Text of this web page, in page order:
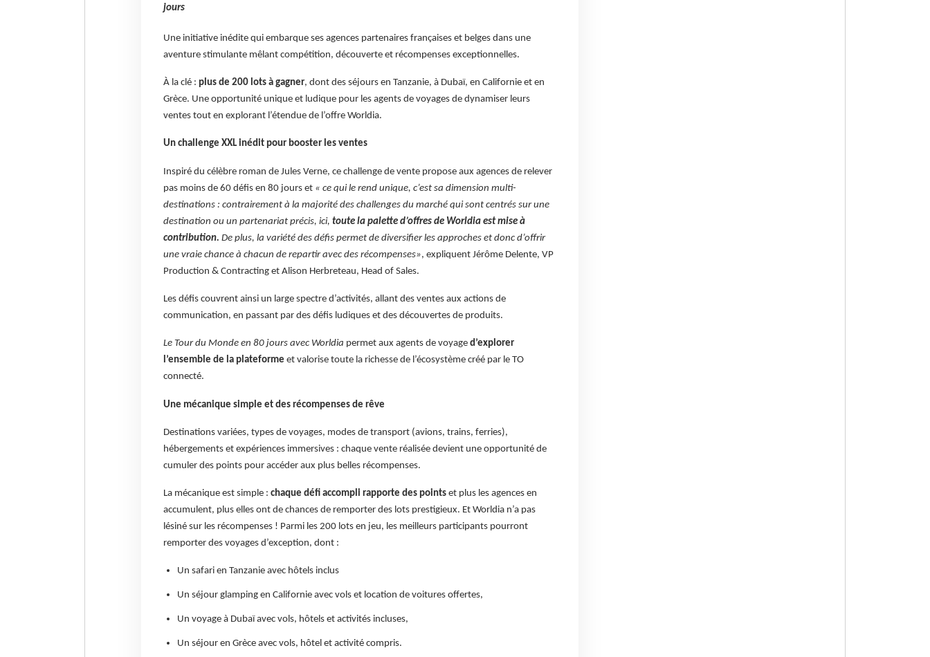
jours
Une initiative inédite qui embarque ses agences partenaires françaises et belges dans une
aventure stimulante mêlant compétition, découverte et récompenses exceptionnelles.
À la clé : plus de 200 lots à gagner, dont des séjours en Tanzanie, à Dubaï, en Californie et en
Grèce. Une opportunité unique et ludique pour les agents de voyages de dynamiser leurs
ventes tout en explorant l’étendue de l’offre Worldia.
Un challenge XXL inédit pour booster les ventes
Inspiré du célèbre roman de Jules Verne, ce challenge de vente propose aux agences de relever
pas moins de 60 défis en 80 jours et « ce qui le rend unique, c’est sa dimension multi-
destinations : contrairement à la majorité des challenges du marché qui sont centrés sur une
destination ou un partenariat précis, ici, toute la palette d’offres de Worldia est mise à
contribution. De plus, la variété des défis permet de diversifier les approches et donc d’offrir
une vraie chance à chacun de repartir avec des récompenses», expliquent Jérôme Delente, VP
Production & Contracting et Alison Herbreteau, Head of Sales.
Les défis couvrent ainsi un large spectre d’activités, allant des ventes aux actions de
communication, en passant par des défis ludiques et des découvertes de produits.
Le Tour du Monde en 80 jours avec Worldia permet aux agents de voyage d’explorer
l’ensemble de la plateforme et valorise toute la richesse de l’écosystème créé par le TO
connecté.
Une mécanique simple et des récompenses de rêve
Destinations variées, types de voyages, modes de transport (avions, trains, ferries),
hébergements et expériences immersives : chaque vente réalisée devient une opportunité de
cumuler des points pour accéder aux plus belles récompenses.
La mécanique est simple : chaque défi accompli rapporte des pointset plus les agences en
accumulent, plus elles ont de chances de remporter des lots prestigieux. Et Worldia n’a pas
lésiné sur les récompenses ! Parmi les 200 lots en jeu, les meilleurs participants pourront
remporter des voyages d’exception, dont :
Un safari en Tanzanie avec hôtels inclus
Un séjour glamping en Californie avec vols et location de voitures offertes,
Un voyage à Dubaï avec vols, hôtels et activités incluses,
Un séjour en Grèce avec vols, hôtel et activité compris.